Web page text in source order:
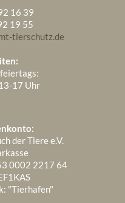
16 39
19 55
tierschutz.de
17 Uhr
der Tiere e.V.
0002 2217 64
"Tierhafen"